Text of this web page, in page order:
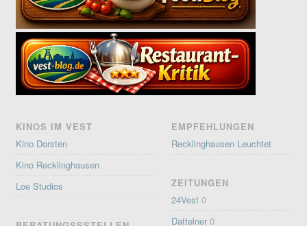
KINOS IM VEST
Kino Dorsten
Kino Recklinghausen
Loe Studios
EMPFEHLUNGEN
Recklinghausen Leuchtet
ZEITUNGEN
24Vest 0
Dattelner 0